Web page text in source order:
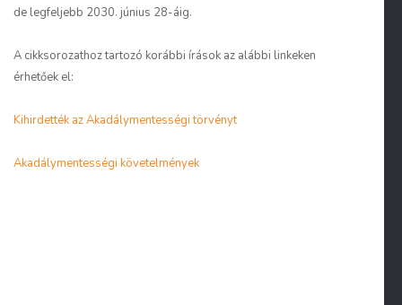
de legfeljebb 2030. június 28-áig.
A cikksorozathoz tartozó korábbi írások az alábbi linkeken
érhetőek el:
Kihirdették az Akadálymentességi törvényt
Akadálymentességi követelmények